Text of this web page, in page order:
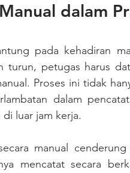
dalam
pada kehadiran
turun, petugas harus
Proses ini tidak
dalam
luar jam kerja.
mencatat secara